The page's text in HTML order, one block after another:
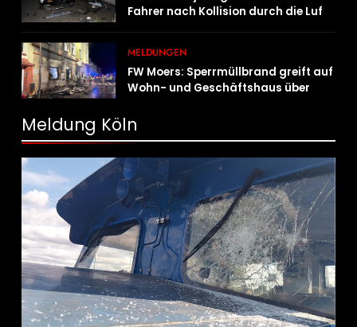
Fahrer nach Kollision durch die Luft
MELDUNGEN
FW Moers: Sperrmüllbrand greift auf
Wohn- und Geschäftshaus über
Meldung Köln